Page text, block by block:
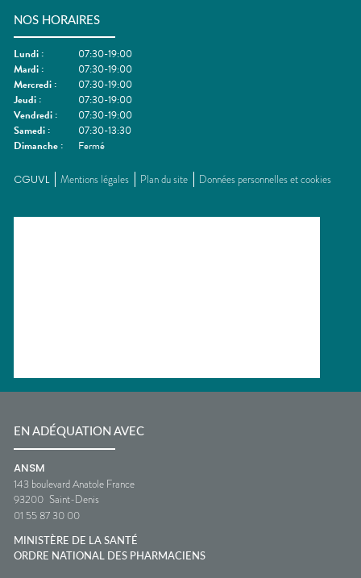
NOS HORAIRES
Lundi :
07:30-19:00
Mardi :
07:30-19:00
Mercredi :
07:30-19:00
Jeudi :
07:30-19:00
Vendredi :
07:30-19:00
Samedi :
07:30-13:30
Dimanche : Fermé
CGUVL Mentions légales Plan du site Données personnelles et cookies
EN ADÉQUATION AVEC
ANSM
143 boulevard Anatole France
93200 Saint-Denis
01 55 87 30 00
MINISTÈRE DE LA SANTÉ
ORDRE NATIONAL DES PHARMACIENS